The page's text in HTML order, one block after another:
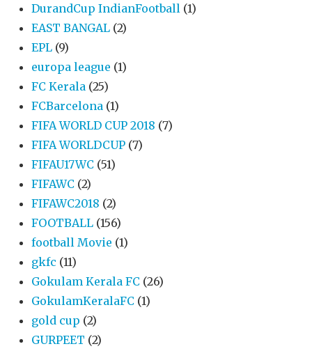
DurandCup IndianFootball (1)
EAST BANGAL (2)
EPL (9)
europa league (1)
FC Kerala (25)
FCBarcelona (1)
FIFA WORLD CUP 2018 (7)
FIFA WORLDCUP (7)
FIFAU17WC (51)
FIFAWC (2)
FIFAWC2018 (2)
FOOTBALL (156)
football Movie (1)
gkfc (11)
Gokulam Kerala FC (26)
GokulamKeralaFC (1)
gold cup (2)
GURPEET (2)